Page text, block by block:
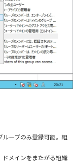
ープのみ登録可能。組
メインをまたがる組織